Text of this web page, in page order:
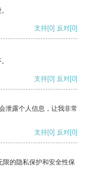
支持[0] 反对[0]
支持[0] 反对[0]
泄露个人信息，让我非常
支持[0] 反对[0]
限的隐私保护和安全性保